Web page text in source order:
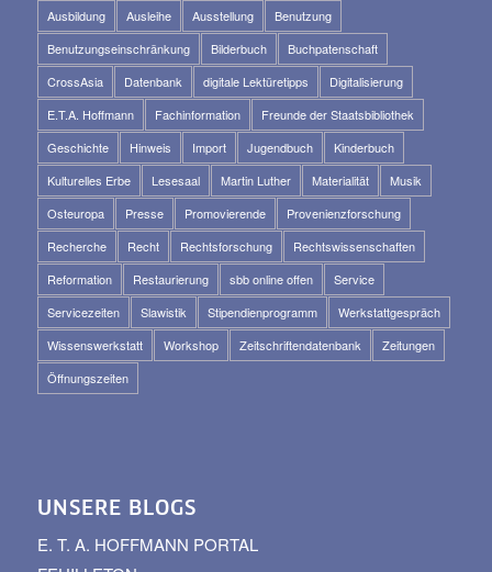
Ausbildung Ausleihe Ausstellung
Benutzung
Benutzungseinschränkung
Bilderbuch
Buchpatenschaft
CrossAsia
Datenbank digitale Lektüretipps
Digitalisierung
E.T.A. Hoffmann
Fachinformation
Freunde der Staatsbibliothek
Geschichte
Hinweis Import Jugendbuch
Kinderbuch
Kulturelles Erbe
Lesesaal Martin Luther Materialität
Musik
Osteuropa
Presse Promovierende
Provenienzforschung
Recherche
Recht Rechtsforschung
Rechtswissenschaften
Reformation
Restaurierung sbb online offen
Service
Servicezeiten
Slawistik Stipendienprogramm
Werkstattgespräch
Wissenswerkstatt
Workshop Zeitschriftendatenbank
Zeitungen
Öffnungszeiten
UNSERE BLOGS
E. T. A. HOFFMANN PORTAL